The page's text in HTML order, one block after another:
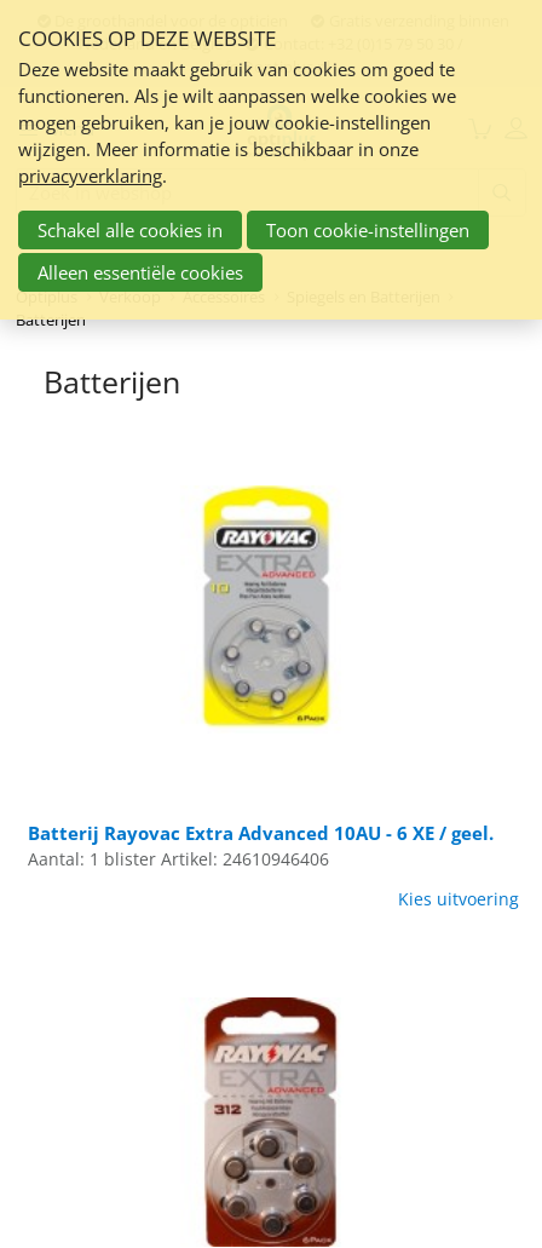
links
over
Spring
naar
de
inhoud
Spring
naar
navigatie
Nederland en Belgie
Contact:
info@optiplus.nl
Menu
Zoeken:
Optiplus Verkoop Accessoires
Batterijen
Batterijen
Batterij Rayovac Extra Advanced 10AU - 6 XE / geel.
Aantal: 1 blister Artikel: 24610946406
Kies uitvoering
COOKIES OP DEZE WEBSITE
Deze website maakt gebruik van cookies om goed te
functioneren. Als je wilt aanpassen welke cookies we
mogen gebruiken, kan je jouw cookie-instellingen
wijzigen. Meer informatie is beschikbaar in onze
privacyverklaring.
Schakel alle cookies in
Toon cookie-instellingen
Alleen essentiële cookies